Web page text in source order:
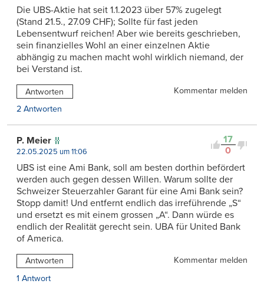
Die UBS-Aktie hat seit 1.1.2023 über 57% zugelegt
(Stand 21.5., 27.09 CHF); Sollte für fast jeden
Lebensentwurf reichen! Aber wie bereits geschrieben,
sein finanzielles Wohl an einer einzelnen Aktie
abhängig zu machen macht wohl wirklich niemand, der
bei Verstand ist.
Antworten
Kommentar melden
2 Antworten
17
0
P. Meier
22.05.2025 um 11:06
UBS ist eine Ami Bank, soll am besten dorthin befördert
werden auch gegen dessen Willen. Warum sollte der
Schweizer Steuerzahler Garant für eine Ami Bank sein?
Stopp damit! Und entfernt endlich das irreführende „S“
und ersetzt es mit einem grossen „A“. Dann würde es
endlich der Realität gerecht sein. UBA für United Bank
of America.
Antworten
Kommentar melden
1 Antwort